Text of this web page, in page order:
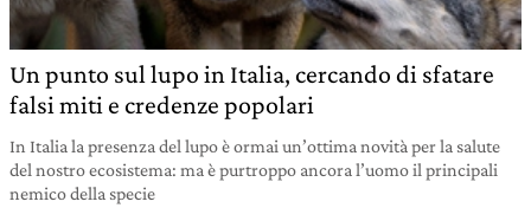
Un punto sul lupo in Italia, cercando di sfatare
falsi miti e credenze popolari
In Italia la presenza del lupo è ormai un’ottima novità per la salute
del nostro ecosistema: ma è purtroppo ancora l’uomo il principali
nemico della specie